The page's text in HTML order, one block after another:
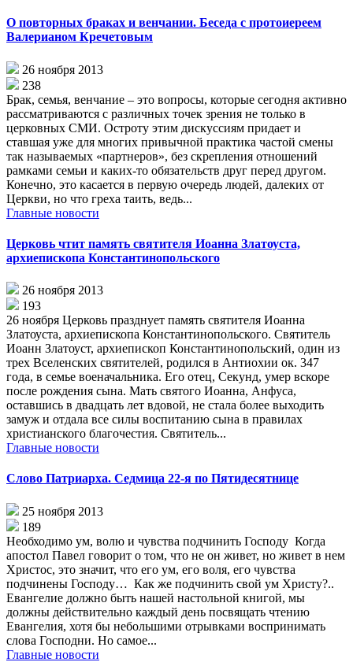
О повторных браках и венчании. Беседа с протоиереем
Валерианом Кречетовым
26 ноября 2013
238
Брак, семья, венчание – это вопросы, которые сегодня активно
рассматриваются с различных точек зрения не только в
церковных СМИ. Остроту этим дискуссиям придает и
ставшая уже для многих привычной практика частой смены
так называемых «партнеров», без скрепления отношений
рамками семьи и каких-то обязательств друг перед другом.
Конечно, это касается в первую очередь людей, далеких от
Церкви, но что греха таить, ведь...
Главные новости
Церковь чтит память святителя Иоанна Златоуста,
архиепископа Константинопольского
26 ноября 2013
193
26 ноября Церковь празднует память святителя Иоанна
Златоуста, архиепископа Константинопольского. Святитель
Иоанн Златоуст, архиепископ Константинопольский, один из
трех Вселенских святителей, родился в Антиохии ок. 347
года, в семье военачальника. Его отец, Секунд, умер вскоре
после рождения сына. Мать святого Иоанна, Анфуса,
оставшись в двадцать лет вдовой, не стала более выходить
замуж и отдала все силы воспитанию сына в правилах
христианского благочестия. Святитель...
Главные новости
Слово Патриарха. Седмица 22-я по Пятидесятнице
25 ноября 2013
189
Необходимо ум, волю и чувства подчинить Господу Когда
апостол Павел говорит о том, что не он живет, но живет в нем
Христос, это значит, что его ум, его воля, его чувства
подчинены Господу… Как же подчинить свой ум Христу?..
Евангелие должно быть нашей настольной книгой, мы
должны действительно каждый день посвящать чтению
Евангелия, хотя бы небольшими отрывками воспринимать
слова Господни. Но самое...
Главные новости